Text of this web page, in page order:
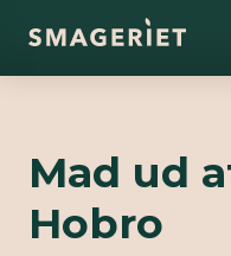
Mad ud
Hobro